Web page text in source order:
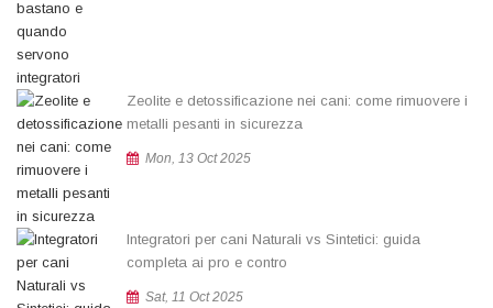
Zeolite e detossificazione nei cani: come rimuovere i
metalli pesanti in sicurezza
Mon, 13 Oct 2025
Integratori per cani Naturali vs Sintetici: guida
completa ai pro e contro
Sat, 11 Oct 2025